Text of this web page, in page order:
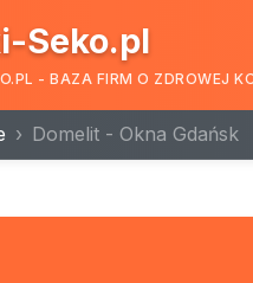
Seko.pl
- BAZA FIRM O ZDROWEJ
Domelit - Okna Gdańsk